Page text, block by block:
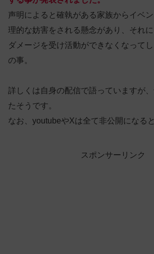
声明によると確執がある家族からイベ
理的な妨害をされる懸念があり、それ
ダメージを受け活動ができなくなって
の事。
詳しくは自身の配信で語っていますが
たそうです。
なお、youtubeやXは全て非公開になると
スポンサーリンク